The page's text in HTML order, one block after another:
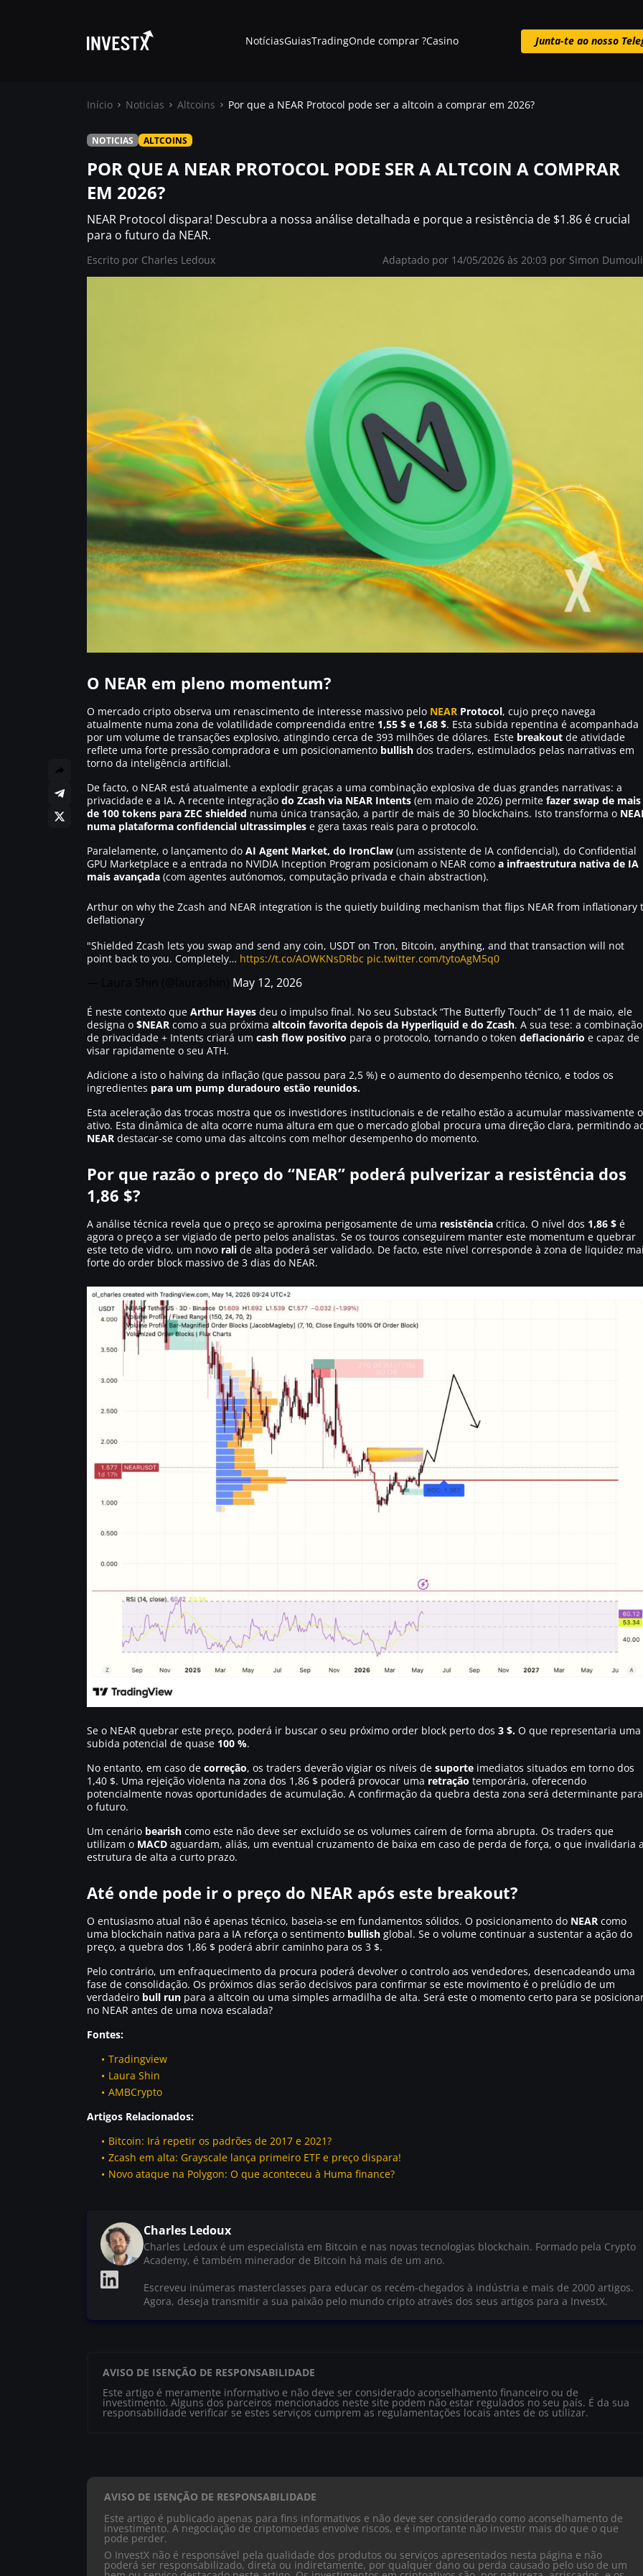
Notícias
Guias
Trading
Onde comprar ?
NotíciasGuiasTradingOnde comprar ?Casino Junta-te ao nosso
Início Noticias Altcoins Por que a NEAR Protocol pode ser a altcoin a comprar em 2026?
NOTICIAS ALTCOINS
POR QUE A NEAR PROTOCOL PODE SER A ALTCOIN A COMPRAR
EM 2026?
NEAR Protocol dispara! Descubra a nossa análise detalhada e porque a resistência de $1.86 é crucial
para o futuro da NEAR.
Escrito por Charles Ledoux Adaptado por 14/05/2026 às 20:03 por Simon
O NEAR em pleno momentum?
O mercado cripto observa um renascimento de interesse massivo pelo NEAR Protocol, cujo preço navega
atualmente numa zona de volatilidade compreendida entre 1,55 $ e 1,68 $. Esta subida repentina é acompanhada
por um volume de transações explosivo, atingindo cerca de 393 milhões de dólares. Este breakout de atividade
reflete uma forte pressão compradora e um posicionamento bullish dos traders, estimulados pelas narrativas em
torno da inteligência artificial.
De facto, o NEAR está atualmente a explodir graças a uma combinação explosiva de duas grandes narrativas: a
privacidade e a IA. A recente integração do Zcash via NEAR Intents (em maio de 2026) permite fazer swap de mais
de 100 tokens para ZEC shielded numa única transação, a partir de mais de 30 blockchains. Isto transforma o
numa plataforma confidencial ultrassimples e gera taxas reais para o protocolo.
Paralelamente, o lançamento do AI Agent Market, do IronClaw (um assistente de IA confidencial), do Confidential
GPU Marketplace e a entrada no NVIDIA Inception Program posicionam o NEAR como a infraestrutura nativa de IA
mais avançada (com agentes autónomos, computação privada e chain abstraction).
Arthur on why the Zcash and NEAR integration is the quietly building mechanism that flips NEAR from inflationary
deflationary
"Shielded Zcash lets you swap and send any coin, USDT on Tron, Bitcoin, anything, and that transaction will not
point back to you. Completely… https://t.co/AOWKNsDRbc pic.twitter.com/tytoAgM5q0
May 12, 2026
É neste contexto que Arthur Hayes deu o impulso final. No seu Substack “The Butterfly Touch” de 11 de maio, ele
designa o $NEAR como a sua próxima altcoin favorita depois da Hyperliquid e do Zcash. A sua tese: a combinação
de privacidade + Intents criará um cash flow positivo para o protocolo, tornando o token deflacionário e capaz de
visar rapidamente o seu ATH.
Adicione a isto o halving da inflação (que passou para 2,5 %) e o aumento do desempenho técnico, e todos os
ingredientes para um pump duradouro estão reunidos.
Esta aceleração das trocas mostra que os investidores institucionais e de retalho estão a acumular massivamente o
ativo. Esta dinâmica de alta ocorre numa altura em que o mercado global procura uma direção clara, permitindo
NEAR destacar-se como uma das altcoins com melhor desempenho do momento.
Por que razão o preço do “NEAR” poderá pulverizar a resistência dos
1,86 $?
A análise técnica revela que o preço se aproxima perigosamente de uma resistência crítica. O nível dos 1,86 $ é
agora o preço a ser vigiado de perto pelos analistas. Se os touros conseguirem manter este momentum e quebrar
este teto de vidro, um novo rali de alta poderá ser validado. De facto, este nível corresponde à zona de liquidez
forte do order block massivo de 3 dias do NEAR.
Se o NEAR quebrar este preço, poderá ir buscar o seu próximo order block perto dos 3 $. O que representaria uma
subida potencial de quase 100 %.
No entanto, em caso de correção, os traders deverão vigiar os níveis de suporte imediatos situados em torno dos
1,40 $. Uma rejeição violenta na zona dos 1,86 $ poderá provocar uma retração temporária, oferecendo
potencialmente novas oportunidades de acumulação. A confirmação da quebra desta zona será determinante para
o futuro.
Um cenário bearish como este não deve ser excluído se os volumes caírem de forma abrupta. Os traders que
utilizam o MACD aguardam, aliás, um eventual cruzamento de baixa em caso de perda de força, o que invalidaria
estrutura de alta a curto prazo.
Até onde pode ir o preço do NEAR após este breakout?
O entusiasmo atual não é apenas técnico, baseia-se em fundamentos sólidos. O posicionamento do NEAR como
uma blockchain nativa para a IA reforça o sentimento bullish global. Se o volume continuar a sustentar a ação do
preço, a quebra dos 1,86 $ poderá abrir caminho para os 3 $.
Pelo contrário, um enfraquecimento da procura poderá devolver o controlo aos vendedores, desencadeando uma
fase de consolidação. Os próximos dias serão decisivos para confirmar se este movimento é o prelúdio de um
verdadeiro bull run para a altcoin ou uma simples armadilha de alta. Será este o momento certo para se
no NEAR antes de uma nova escalada?
Fontes:
Tradingview
Laura Shin
AMBCrypto
Artigos Relacionados:
Bitcoin: Irá repetir os padrões de 2017 e 2021?
Zcash em alta: Grayscale lança primeiro ETF e preço dispara!
Novo ataque na Polygon: O que aconteceu à Huma finance?
Charles Ledoux
Charles Ledoux é um especialista em Bitcoin e nas novas tecnologias blockchain. Formado pela Crypto
Academy, é também minerador de Bitcoin há mais de um ano.
Escreveu inúmeras masterclasses para educar os recém-chegados à indústria e mais de 2000 artigos.
Agora, deseja transmitir a sua paixão pelo mundo cripto através dos seus artigos para a InvestX.
AVISO DE ISENÇÃO DE RESPONSABILIDADE
Este artigo é meramente informativo e não deve ser considerado aconselhamento financeiro ou de
investimento. Alguns dos parceiros mencionados neste site podem não estar regulados no seu país. É da sua
responsabilidade verificar se estes serviços cumprem as regulamentações locais antes de os utilizar.
AVISO DE ISENÇÃO DE RESPONSABILIDADE
Este artigo é publicado apenas para fins informativos e não deve ser considerado como aconselhamento de
investimento. A negociação de criptomoedas envolve riscos, e é importante não investir mais do que o que
pode perder.
O InvestX não é responsável pela qualidade dos produtos ou serviços apresentados nesta página e não
poderá ser responsabilizado, direta ou indiretamente, por qualquer dano ou perda causado pelo uso de um